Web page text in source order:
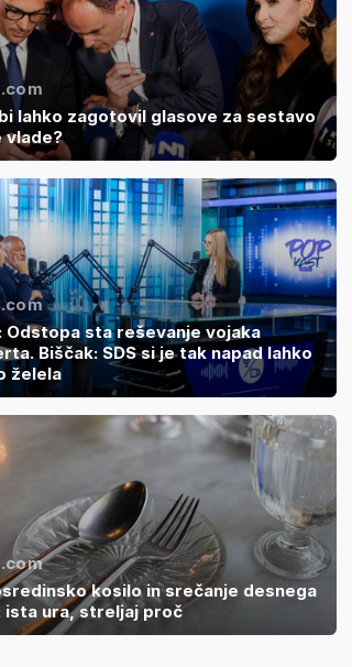
lahko zagotovil glasove za sestavo
vlade?
Odstopa sta reševanje vojaka
Biščak: SDS si je tak napad lahko
želela
kosilo in srečanje desnega
ista ura, streljaj proč